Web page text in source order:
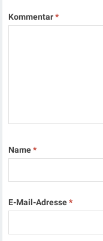
Kommentar*
Name*
E-Mail-Adresse*